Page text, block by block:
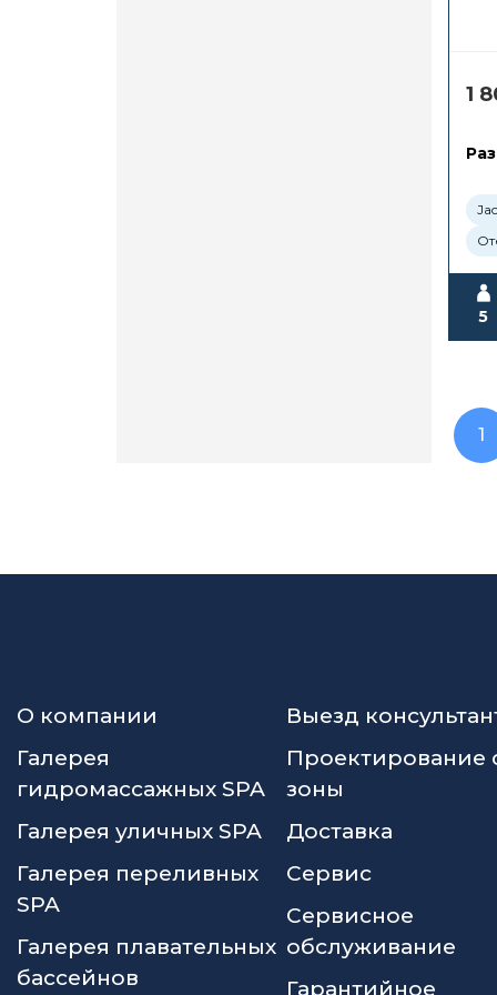
1
5
1
О компании
Галерея
гидромассажных SPA
Галерея уличных SPA
Галерея переливных
SPA
Галерея плавательных
бассейнов
Выезд
Проектирование
зоны
Доставка
Сервис
Сервисное
обслуживание
Гарантийное